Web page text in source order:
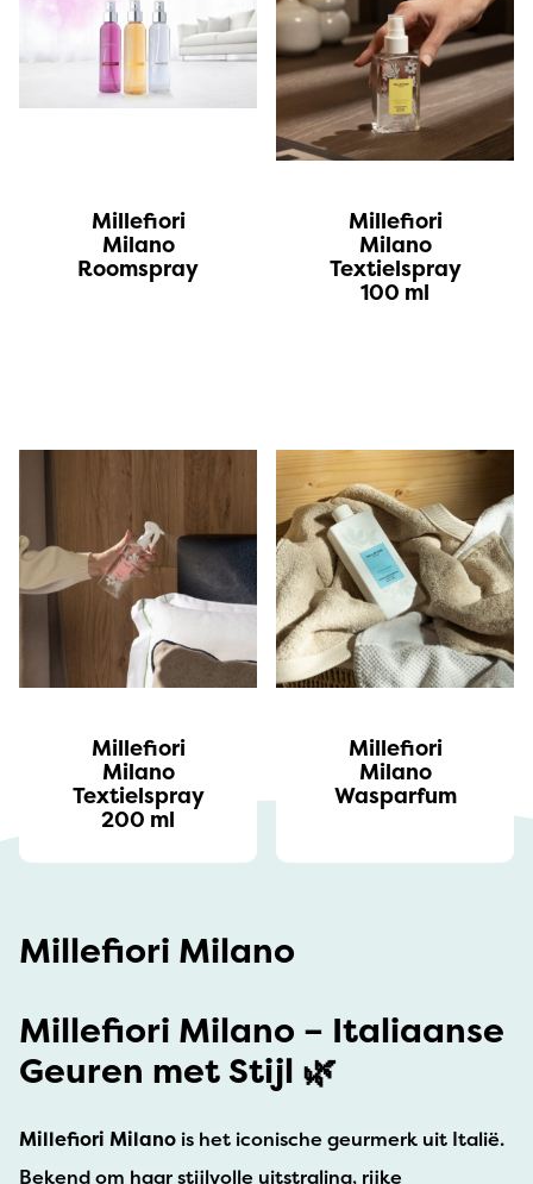
Millefiori
Milano
Roomspray
Millefiori
Milano
Textielspray
100 ml
Millefiori
Milano
Textielspray
200 ml
Millefiori
Milano
Wasparfum
Millefiori Milano
Millefiori Milano – Italiaanse
Geuren met Stijl 🌿
Millefiori Milano is het iconische geurmerk uit Italië.
Bekend om haar stijlvolle uitstraling, rijke